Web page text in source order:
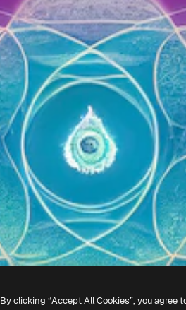
By clicking “Accept All Cookies”, you